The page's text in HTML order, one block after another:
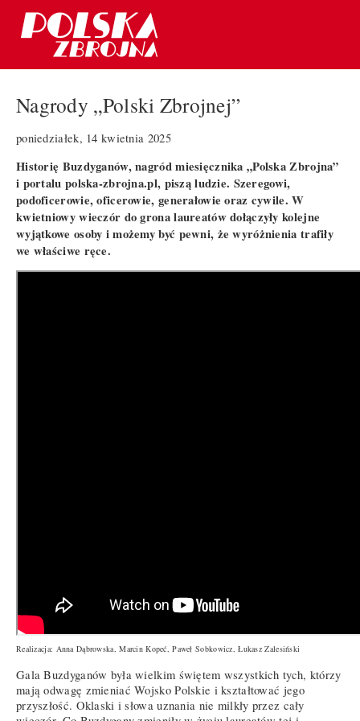
Nagrody „Polski Zbrojnej”
poniedziałek, 14 kwietnia 2025
Historię Buzdyganów, nagród miesięcznika „Polska Zbrojna”
i portalu polska-zbrojna.pl, piszą ludzie. Szeregowi,
podoficerowie, oficerowie, generałowie oraz cywile. W
kwietniowy wieczór do grona laureatów dołączyły kolejne
wyjątkowe osoby i możemy być pewni, że wyróżnienia trafiły
we właściwe ręce.
Realizacja: Anna Dąbrowska, Marcin Kopeć, Paweł Sobkowicz, Łukasz Zalesiński
Gala Buzdyganów była wielkim świętem wszystkich tych, którzy
mają odwagę zmieniać Wojsko Polskie i kształtować jego
przyszłość. Oklaski i słowa uznania nie milkły przez cały